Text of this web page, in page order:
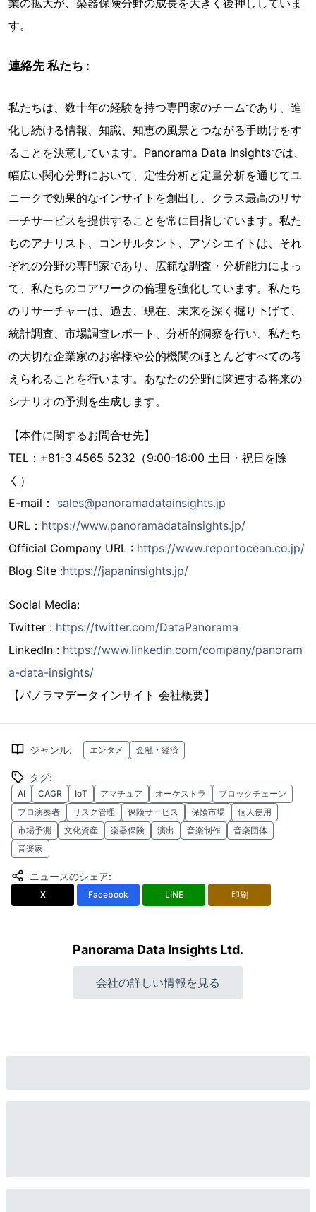
業の拡大が、楽器保険分野の成長を大きく後押ししていま
す。
連絡先 私たち :
私たちは、数十年の経験を持つ専門家のチームであり、進
化し続ける情報、知識、知恵の風景とつながる手助けをす
ることを決意しています。Panorama Data Insightsでは、
幅広い関心分野において、定性分析と定量分析を通じてユ
ニークで効果的なインサイトを創出し、クラス最高のリサ
ーチサービスを提供することを常に目指しています。私た
ちのアナリスト、コンサルタント、アソシエイトは、それ
ぞれの分野の専門家であり、広範な調査・分析能力によっ
て、私たちのコアワークの倫理を強化しています。私たち
のリサーチャーは、過去、現在、未来を深く掘り下げて、
統計調査、市場調査レポート、分析的洞察を行い、私たち
の大切な企業家のお客様や公的機関のほとんどすべての考
えられることを行います。あなたの分野に関連する将来の
シナリオの予測を生成します。
【本件に関するお問合せ先】
TEL：+81-3 4565 5232（9:00-18:00 土日・祝日を除
く）
E-mail： sales@panoramadatainsights.jp
URL： https://www.panoramadatainsights.jp/
Official Company URL : https://www.reportocean.co.jp/
Blog Site :https://japaninsights.jp/
Social Media:
Twitter : https://twitter.com/DataPanorama
LinkedIn : https://www.linkedin.com/company/panoram
a-data-insights/
【パノラマデータインサイト 会社概要】
ジャンル: エンタメ 金融・経済
タグ:
AI CAGR IoT アマチュア オーケストラ
ブロックチェーン
プロ演奏者
リスク管理 保険サービス 保険市場
個人使用
市場予測
文化資産 楽器保険 演出 音楽制作
音楽団体
音楽家
ニュースのシェア:
X Facebook LINE 印刷
Panorama Data Insights Ltd.
会社の詳しい情報を見る